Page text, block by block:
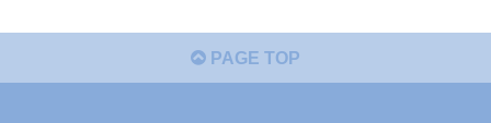
PAGE TOP